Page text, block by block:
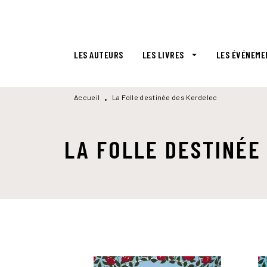
LES AUTEURS LES LIVRES arrow_drop_down LES
Accueil • La Folle destinée des Kerdelec
LA FOLLE DESTINÉE